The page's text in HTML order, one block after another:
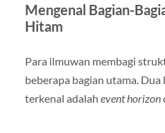
Mengenal Bagian-
Hitam
Para ilmuwan membagi
beberapa bagian utama. Dua
terkenal adalah event horizon